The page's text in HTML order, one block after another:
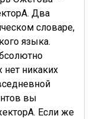
Два
словаре,
языка.
никаких
вы
Если же